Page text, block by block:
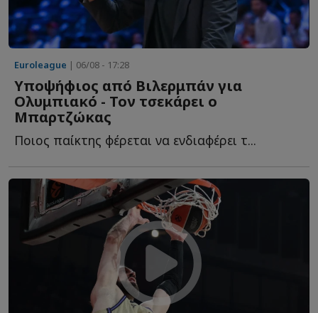
Euroleague | 06/08 - 17:28
Υποψήφιος από Βιλερμπάν για
Ολυμπιακό - Τον τσεκάρει ο
Μπαρτζώκας
Ποιος παίκτης φέρεται να ενδιαφέρει τ...